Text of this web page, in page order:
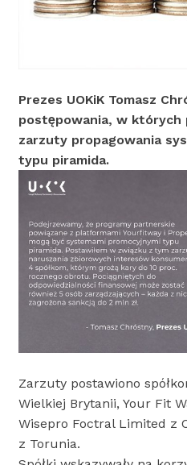
Prezes UOKiK Tomasz
postępowania, w których
zarzuty propagowania
typu piramida.
Zarzuty postawiono
Wielkiej Brytanii, Your Fit
Wisepro Foctral Limited z
z Torunia.